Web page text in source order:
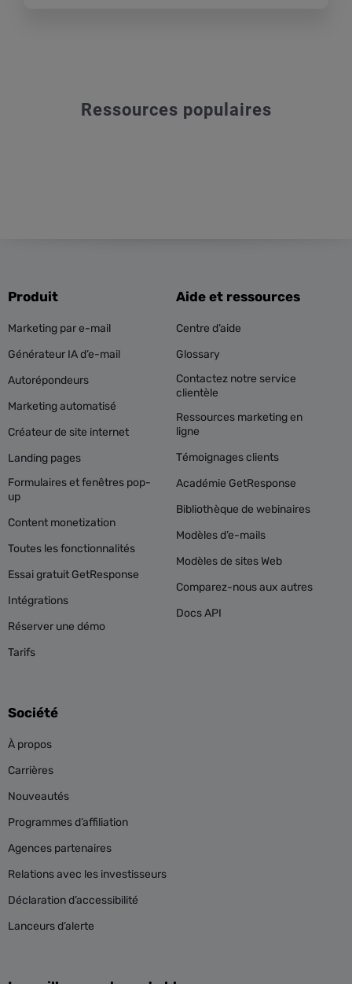
Ressources populaires
Produit
Marketing par e-mail
Générateur IA d’e-mail
Autorépondeurs
Marketing automatisé
Créateur de site internet
Landing pages
Formulaires et fenêtres pop-
up
Content monetization
Toutes les fonctionnalités
Essai gratuit GetResponse
Intégrations
Réserver une démo
Tarifs
Aide et ressources
Centre d’aide
Glossary
Contactez notre service
clientèle
Ressources marketing en
ligne
Témoignages clients
Académie GetResponse
Bibliothèque de webinaires
Modèles d’e-mails
Modèles de sites Web
Comparez-nous aux autres
Docs API
Société
À propos
Carrières
Nouveautés
Programmes d’affiliation
Agences partenaires
Relations avec les investisseurs
Déclaration d’accessibilité
Lanceurs d’alerte